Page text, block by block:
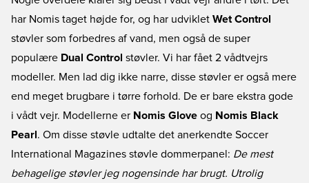
har Nomis taget højde for, og har udviklet Wet Control
støvler som forbedres af vand, men også de super
populære Dual Control støvler. Vi har fået 2 vådtvejrs
modeller. Men lad dig ikke narre, disse støvler er også mere
end meget brugbare i tørre forhold. De er bare ekstra gode
i vådt vejr. Modellerne er Nomis Glove og Nomis Black
Pearl . Om disse støvle udtalte det anerkendte Soccer
International Magazines støvle dommerpanel: De mest
behagelige støvler jeg nogensinde har brugt. Utrolig